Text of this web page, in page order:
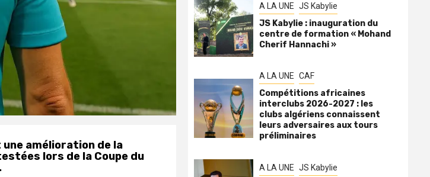
une amélioration de la
lors de la Coupe du
A LA UNE JS Kabylie
JS Kabylie : inauguration du
centre de formation « Mohand
Cherif Hannachi »
A LA UNE CAF
Compétitions africaines
interclubs 2026-2027 : les
clubs algériens connaissent
leurs adversaires aux tours
préliminaires
A LA UNE JS Kabylie